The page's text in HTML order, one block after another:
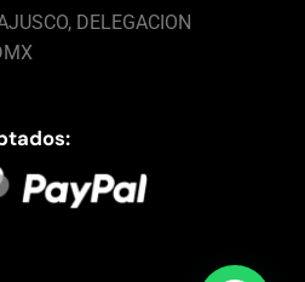
DELEGACION